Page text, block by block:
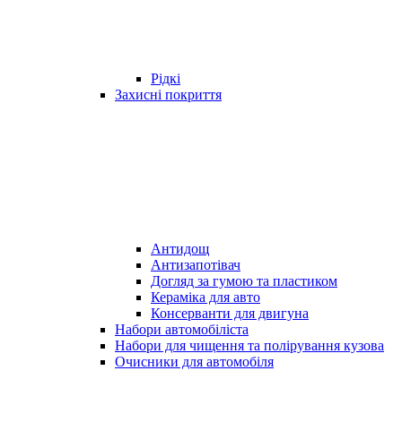
Рідкі
Захисні покриття
Антидощ
Антизапотівач
Догляд за гумою та пластиком
Кераміка для авто
Консерванти для двигуна
Набори автомобіліста
Набори для чищення та полірування кузова
Очисники для автомобіля